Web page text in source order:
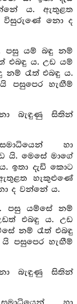
ය. ඇතුළත
විසුරුණේ නො ද
පසු යම් බඳු නම්
එබඳු ය. උඩ යම්
නම් රෑත් එබඳු ය.
පසුපෙර හැඟීම්
බැඳුණු සිතින්
හා
යි. මෙසේ මාගේ
ඉතා දැඩි කොට
හැකුළුණේ
ද වන්නේ ය.
පසු යම්සේ නම්
එබඳු ය. උඩ
නම් රෑත් එබඳු
පසුපෙර හැඟීම්
බැඳුණු සිතින්